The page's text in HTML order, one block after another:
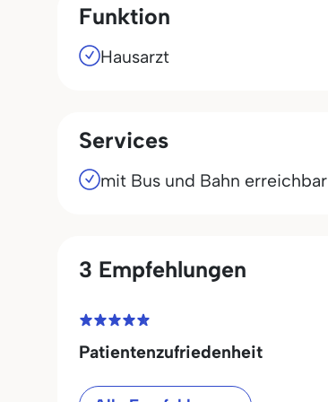
Funktion
Hausarzt
Services
mit Bus und Bahn erreichbar
3 Empfehlungen
Patientenzufriedenheit